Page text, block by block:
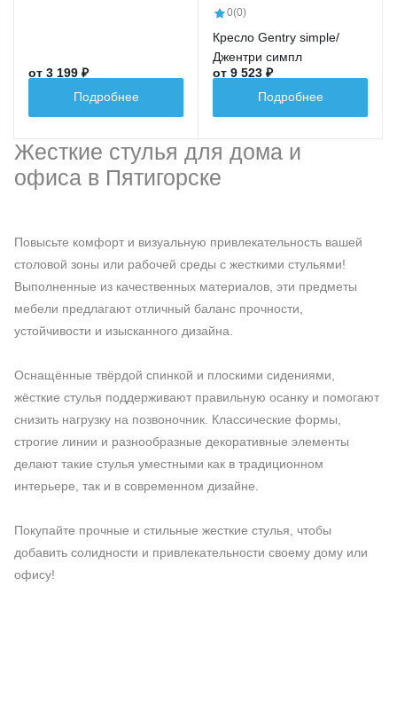
от 3 199 ₽
Подробнее
0(0)
Кресло Gentry simple/
Джентри симпл
от 9 523 ₽
Подробнее
Жесткие стулья для дома и
офиса в Пятигорске
Повысьте комфорт и визуальную привлекательность вашей
столовой зоны или рабочей среды с жесткими стульями!
Выполненные из качественных материалов, эти предметы
мебели предлагают отличный баланс прочности,
устойчивости и изысканного дизайна.
Оснащённые твёрдой спинкой и плоскими сидениями,
жёсткие стулья поддерживают правильную осанку и помогают
снизить нагрузку на позвоночник. Классические формы,
строгие линии и разнообразные декоративные элементы
делают такие стулья уместными как в традиционном
интерьере, так и в современном дизайне.
Покупайте прочные и стильные жесткие стулья, чтобы
добавить солидности и привлекательности своему дому или
офису!